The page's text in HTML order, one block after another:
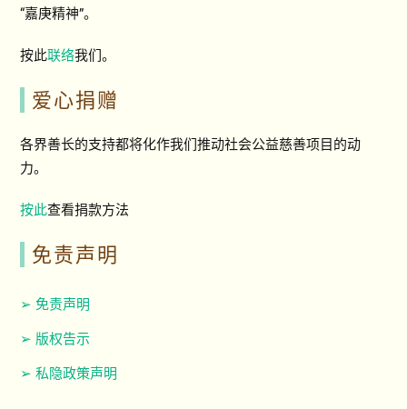
“嘉庚精神”。
按此联络我们。
爱心捐赠
各界善长的支持都将化作我们推动社会公益慈善项目的动
力。
按此查看捐款方法
免责声明
➢ 免责声明
➢ 版权告示
➢ 私隐政策声明